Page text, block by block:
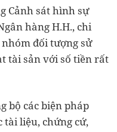
Cảnh sát hình sự
hàng H.H., chi
đối tượng sử
tài sản với số tiền rất
bộ các biện pháp
tài liệu, chứng cứ,